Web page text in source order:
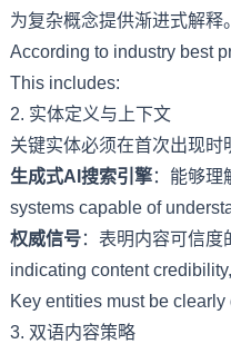
为复杂概念提供渐进式解
According to industry best
This includes:
2. 实体定义与上下文
关键实体必须在首次出现时
生成式AI搜索引擎：能够理
systems capable of
权威信号：表明内容可信度
indicating content
Key entities must be
3. 双语内容策略